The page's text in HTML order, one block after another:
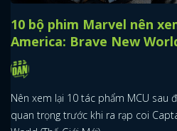
10 bộ phim Marvel nên
America: Brave New
Nên xem lại 10 tác phẩm MCU sau
quan trọng trước khi ra rạp coi